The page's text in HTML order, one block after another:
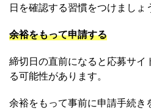
日を確認する習慣をつけましょ
余裕をもって申請する
締切日の直前になると応募サイ
る可能性があります。
余裕をもって事前に申請手続き